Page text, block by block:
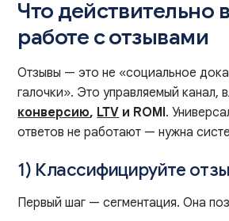
Что действительно
работе с отзывами
Отзывы — это не «социальное
галочки». Это управляемый канал,
конверсию, LTV и ROMI.
ответов не работают — нужна
1) Классифицируйте
Первый шаг — сегментация. Она